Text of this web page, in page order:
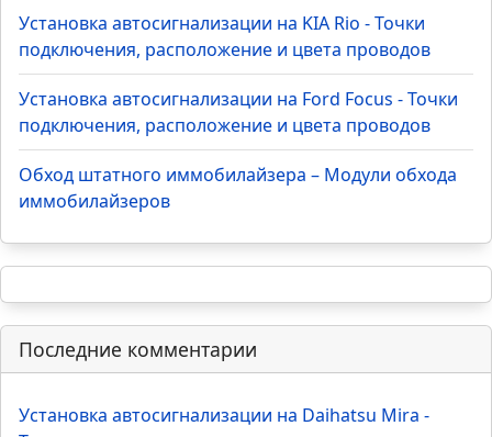
Установка автосигнализации на Лада Приора -
Точки подключения, расположение и цвета
проводов
Установка автосигнализации на Лада Гранта - Точки
подключения, расположение и цвета проводов
Установка автосигнализации на Ford Focus - Точки
подключения, расположение и цвета проводов
Обход штатного иммобилайзера – Модули обхода
иммобилайзеров